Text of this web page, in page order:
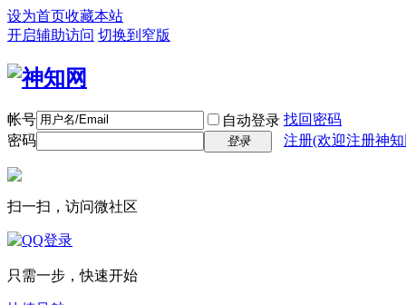
设为首页收藏本站
开启辅助访问 切换到窄版
帐号 自动登录 找回密码
密码
登录 注册(欢迎注册神
扫一扫，访问微社区
只需一步，快速开始